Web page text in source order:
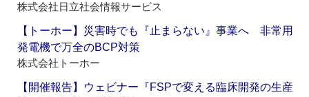
株式会社日立社会情報サービス
【トーホー】災害時でも『止まらない』事業へ 非常用
発電機で万全のBCP対策
株式会社トーホー
【開催報告】ウェビナー『FSPで変える臨床開発の生産